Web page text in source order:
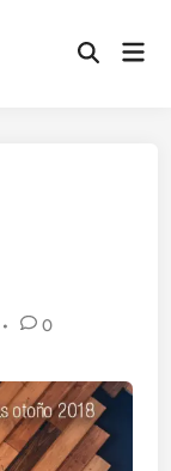
• 0